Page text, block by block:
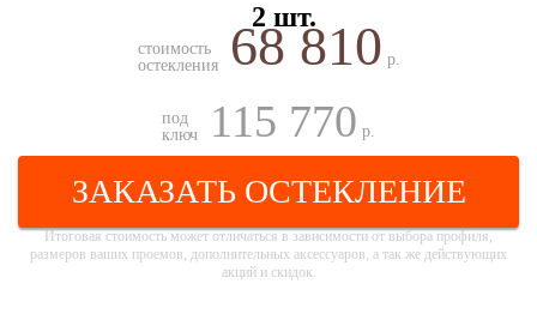
2 шт.
стоимость
остекления
68 810 р.
под
ключ
115 770 р.
ЗАКАЗАТЬ ОСТЕКЛЕНИЕ
Итоговая стоимость может отличаться в зависимости от выбора профиля,
размеров ваших проемов, дополнительных аксессуаров, а так же действующих
акций и скидок.